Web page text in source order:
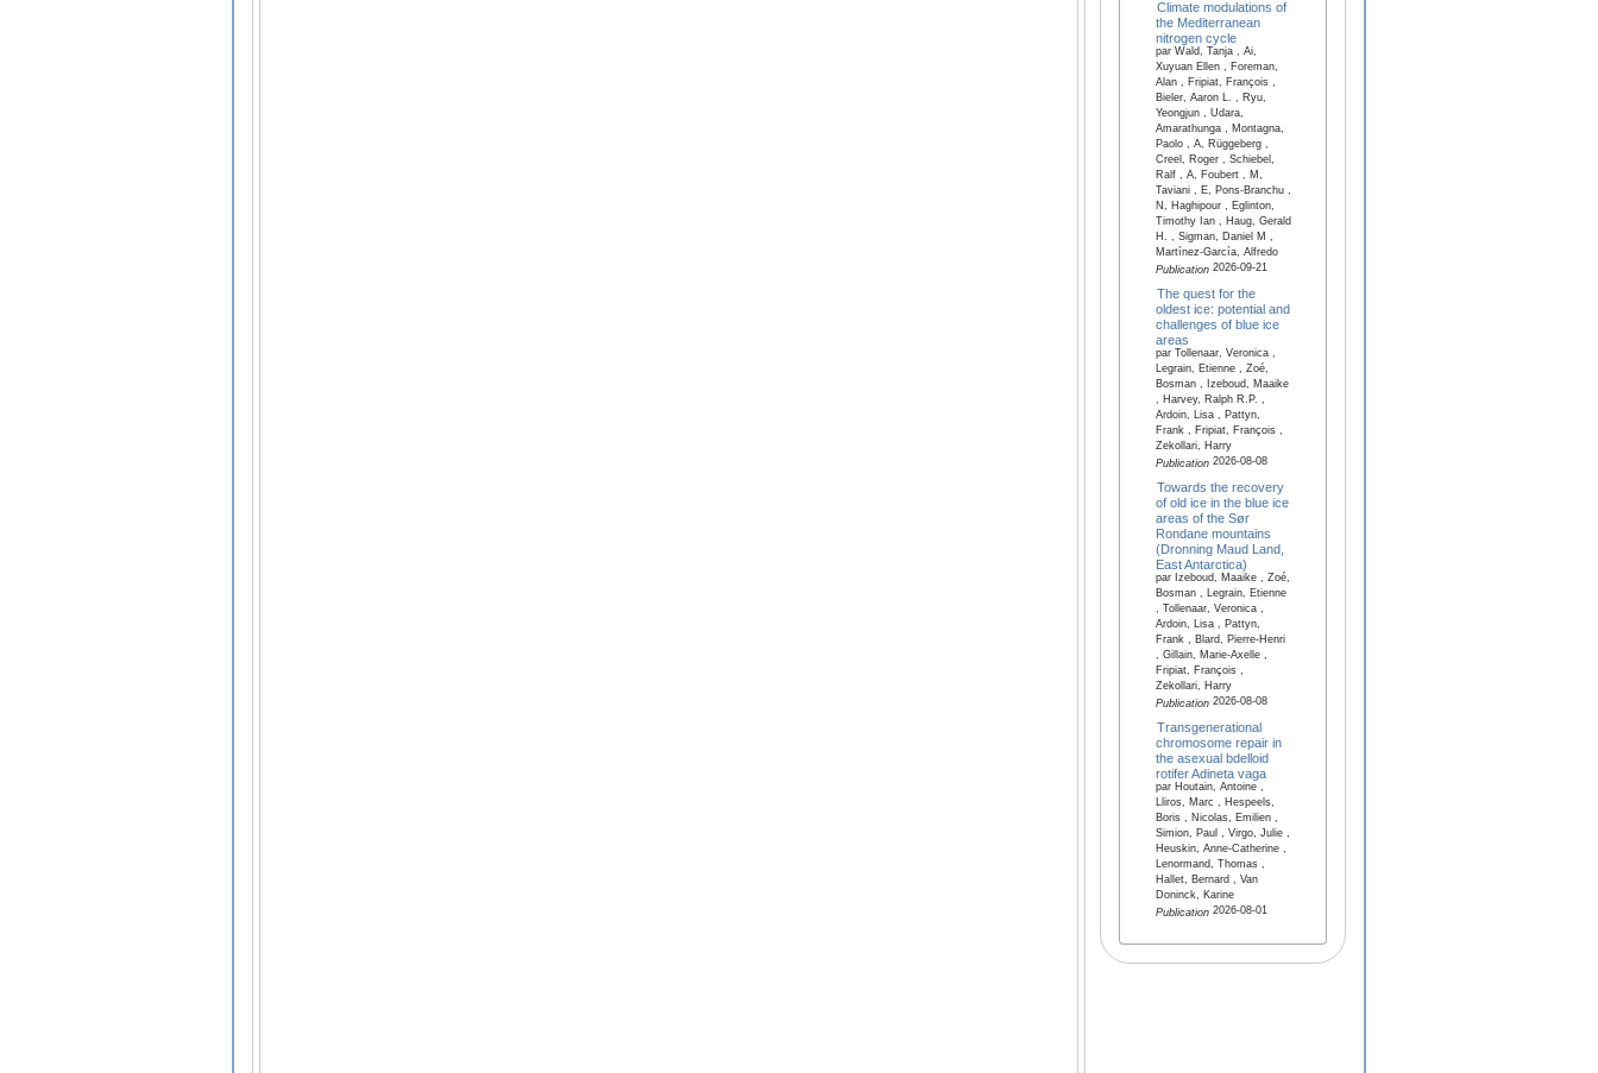
Climate modulations of
the Mediterranean
nitrogen cycle
par Wald, Tanja , Ai,
Xuyuan Ellen , Foreman,
Alan , Fripiat, François ,
Bieler, Aaron L. , Ryu,
Yeongjun , Udara,
Amarathunga , Montagna,
Paolo , A, Rüggeberg ,
Creel, Roger , Schiebel,
Ralf , A, Foubert , M,
Taviani , E, Pons-Branchu ,
N, Haghipour , Eglinton,
Timothy Ian , Haug, Gerald
H. , Sigman, Daniel M ,
Martínez-García, Alfredo
Publication2026-09-21
The quest for the
oldest ice: potential and
challenges of blue ice
areas
par Tollenaar, Veronica ,
Legrain, Etienne , Zoé,
Bosman , Izeboud, Maaike
, Harvey, Ralph R.P. ,
Ardoin, Lisa , Pattyn,
Frank , Fripiat, François ,
Zekollari, Harry
Publication2026-08-08
Towards the recovery
of old ice in the blue ice
areas of the Sør
Rondane mountains
(Dronning Maud Land,
East Antarctica)
par Izeboud, Maaike , Zoé,
Bosman , Legrain, Etienne
, Tollenaar, Veronica ,
Ardoin, Lisa , Pattyn,
Frank , Blard, Pierre-Henri
, Gillain, Marie-Axelle ,
Fripiat, François ,
Zekollari, Harry
Publication2026-08-08
Transgenerational
chromosome repair in
the asexual bdelloid
rotifer Adineta vaga
par Houtain, Antoine ,
Lliros, Marc , Hespeels,
Boris , Nicolas, Emilien ,
Simion, Paul , Virgo, Julie ,
Heuskin, Anne-Catherine ,
Lenormand, Thomas ,
Hallet, Bernard , Van
Doninck, Karine
Publication2026-08-01